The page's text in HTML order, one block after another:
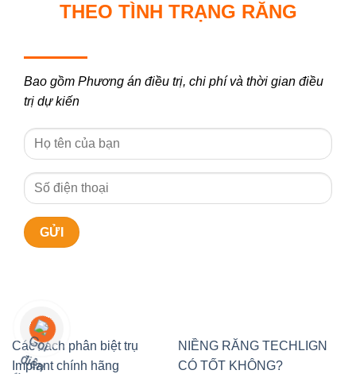
THEO TÌNH TRẠNG RĂNG
Bao gồm Phương án điều trị, chi phí và thời gian điều
trị dự kiến
Các cách phân biệt trụ
Implant chính hãng
NIỀNG RĂNG TECHLIGN
CÓ TỐT KHÔNG?